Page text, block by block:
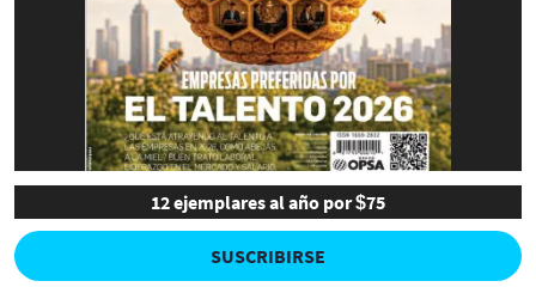
12 ejemplares al año por $75
SUSCRIBIRSE